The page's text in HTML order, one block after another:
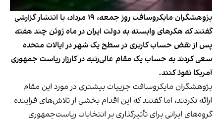
پژوهشگران مایکروسافت روز جمعه، ۱۹ مرداد، با انتشار گزارشی
گفتند که هکرهای وابسته به دولت ایران در ماه ژوئن چند هفته
پس از نقض حساب کاربری در سطح یک شهر در ایالات متحده
سعی کردند به حساب یک مقام عالی‌رتبه در کارزار ریاست جمهوری
آمریکا نفوذ کنند.
پژوهشگران مایکروسافت جزییات بیشتری در مورد این مقام
ارائه نکردند، اما گفتند که این اقدام بخشی از تلاش‌های فزاینده
گروه‌های ایرانی برای تأثیرگذاری بر انتخابات ریاست‌جمهوری